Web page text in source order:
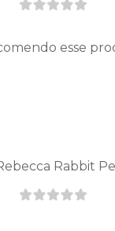
esse
Rabbit